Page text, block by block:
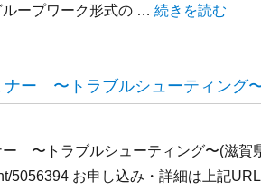
ープワーク形式の … “臨床工学技士
続きを読む
ナー 〜トラブルシューティング
〜トラブルシューティング〜(滋賀
5056394 お申し込み・詳細は上記